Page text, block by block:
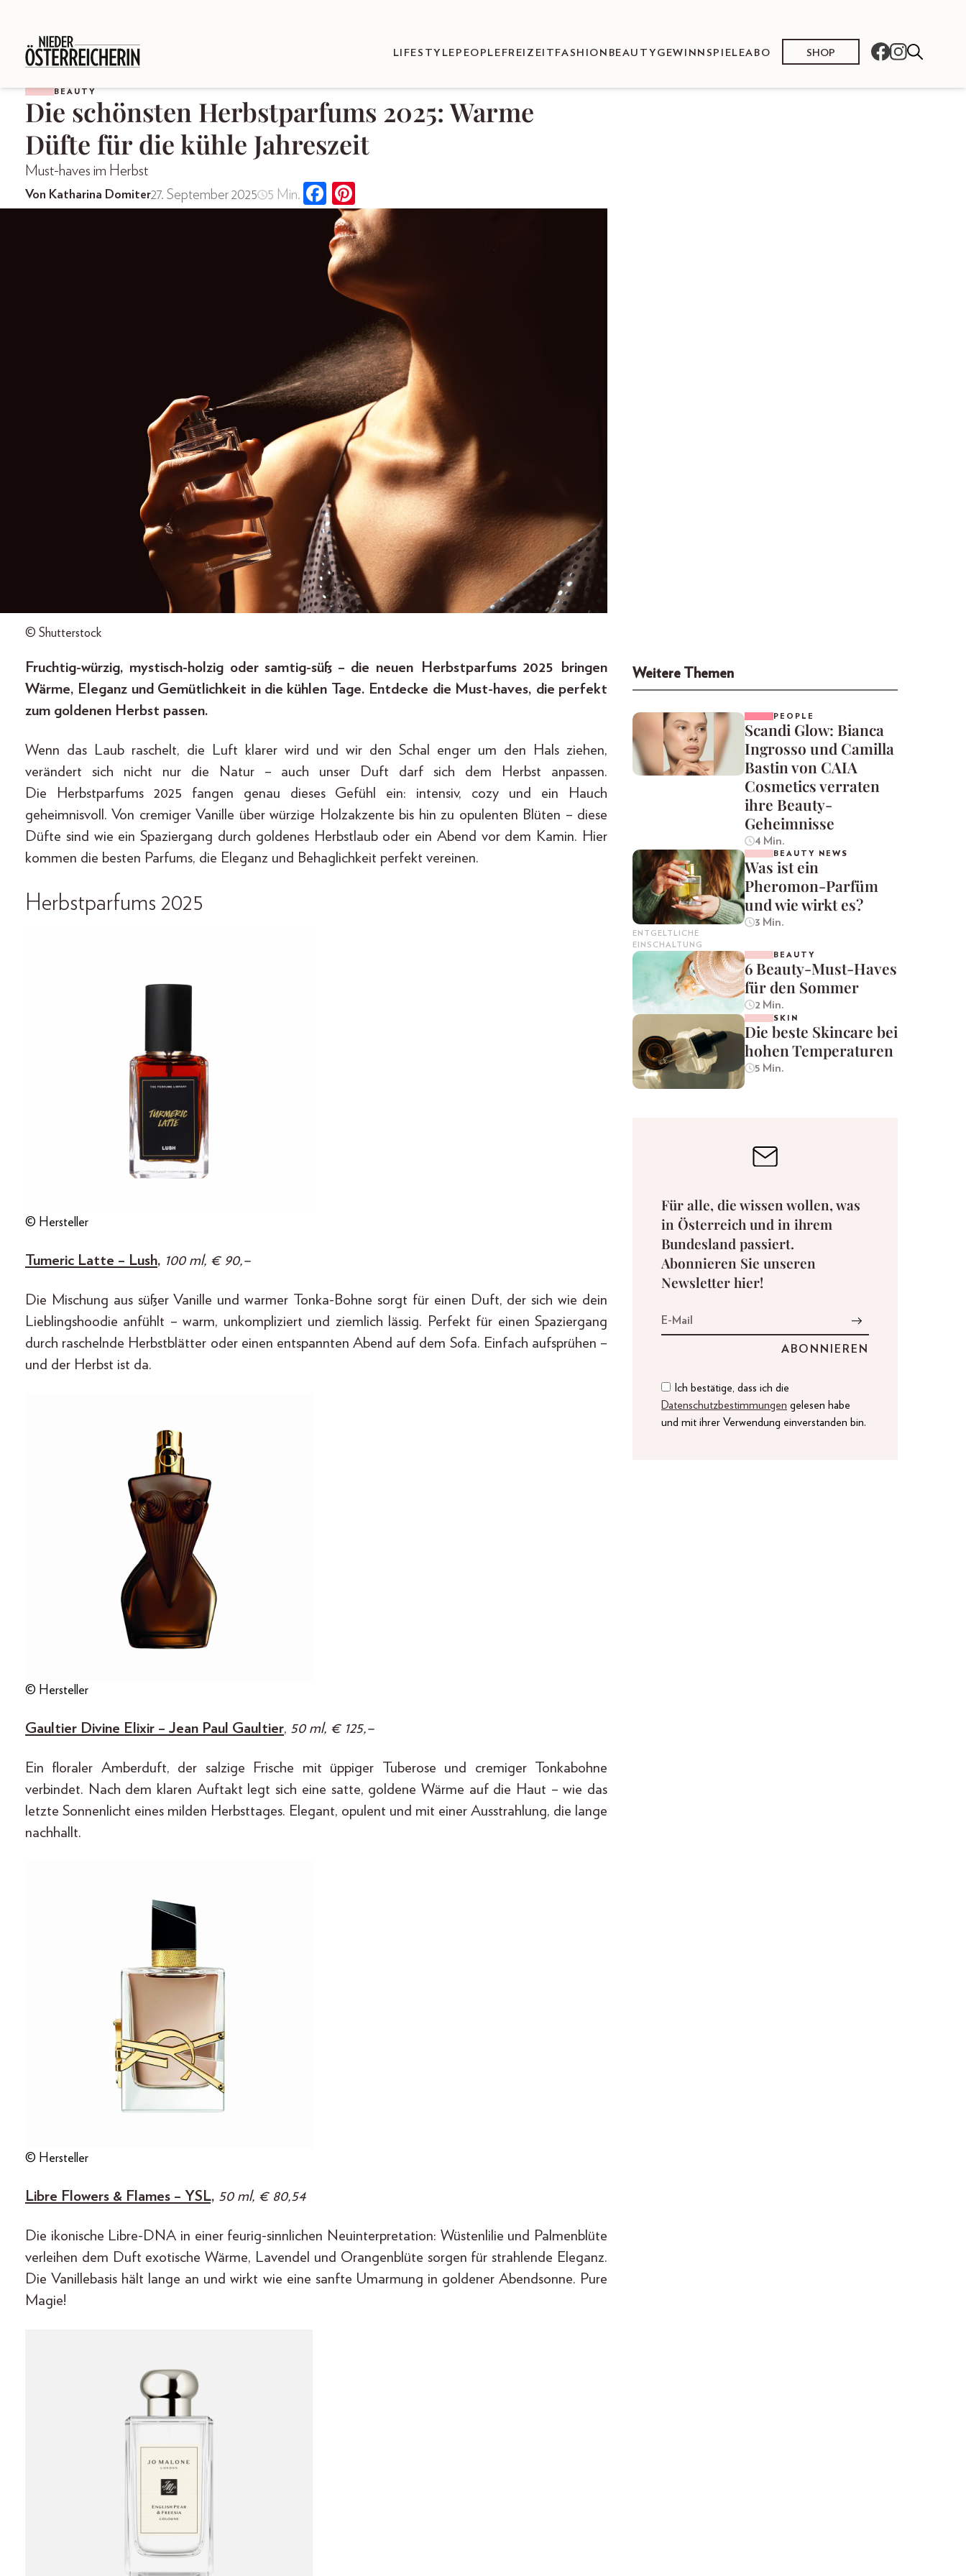
LIFESTYLE PEOPLE FREIZEIT FASHION BEAUTY GEWINNSPIELEABO SHOP
BEAUTY
Die schönsten Herbstparfums 2025: Warme
Düfte für die kühle Jahreszeit
Must-haves im Herbst
Von Katharina Domiter27. September 2025 5 Min.
© Shutterstock
Fruchtig-würzig, mystisch-holzig oder samtig-süß – die neuen Herbstparfums 2025 bringen
Wärme, Eleganz und Gemütlichkeit in die kühlen Tage. Entdecke die Must-haves, die perfekt
zum goldenen Herbst passen.
Wenn das Laub raschelt, die Luft klarer wird und wir den Schal enger um den Hals ziehen,
verändert sich nicht nur die Natur – auch unser Duft darf sich dem Herbst anpassen.
Die Herbstparfums 2025 fangen genau dieses Gefühl ein: intensiv, cozy und ein Hauch
geheimnisvoll. Von cremiger Vanille über würzige Holzakzente bis hin zu opulenten Blüten – diese
Düfte sind wie ein Spaziergang durch goldenes Herbstlaub oder ein Abend vor dem Kamin. Hier
kommen die besten Parfums, die Eleganz und Behaglichkeit perfekt vereinen.
Herbstparfums 2025
© Hersteller
Tumeric Latte – Lush, 100 ml, € 90,–
Die Mischung aus süßer Vanille und warmer Tonka-Bohne sorgt für einen Duft, der sich wie dein
Lieblingshoodie anfühlt – warm, unkompliziert und ziemlich lässig. Perfekt für einen Spaziergang
durch raschelnde Herbstblätter oder einen entspannten Abend auf dem Sofa. Einfach aufsprühen –
und der Herbst ist da.
© Hersteller
Gaultier Divine Elixir – Jean Paul Gaultier, 50 ml, € 125,–
Ein floraler Amberduft, der salzige Frische mit üppiger Tuberose und cremiger Tonkabohne
verbindet. Nach dem klaren Auftakt legt sich eine satte, goldene Wärme auf die Haut – wie das
letzte Sonnenlicht eines milden Herbsttages. Elegant, opulent und mit einer Ausstrahlung, die lange
nachhallt.
© Hersteller
Libre Flowers & Flames – YSL, 50 ml, € 80,54
Die ikonische Libre-DNA in einer feurig-sinnlichen Neuinterpretation: Wüstenlilie und Palmenblüte
verleihen dem Duft exotische Wärme, Lavendel und Orangenblüte sorgen für strahlende Eleganz.
Die Vanillebasis hält lange an und wirkt wie eine sanfte Umarmung in goldener Abendsonne. Pure
Magie!
Weitere Themen
PEOPLE
Scandi Glow: Bianca
Ingrosso und Camilla
Bastin von CAIA
Cosmetics verraten
ihre Beauty-
Geheimnisse
4 Min.
ENTGELTLICHE
EINSCHALTUNG
BEAUTY NEWS
Was ist ein
Pheromon-Parfüm
und wie wirkt es?
3 Min.
BEAUTY
6 Beauty-Must-Haves
für den Sommer
2 Min.
SKIN
Die beste Skincare bei
hohen Temperaturen
5 Min.
Für alle, die wissen wollen, was
in Österreich und in ihrem
Bundesland passiert.
Abonnieren Sie unseren
Newsletter hier!
Ich bestätige, dass ich die
Datenschutzbestimmungen gelesen habe
und mit ihrer Verwendung einverstanden bin.